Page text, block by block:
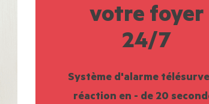
votre foyer
24/7
Système d'alarme
réaction en - de 20